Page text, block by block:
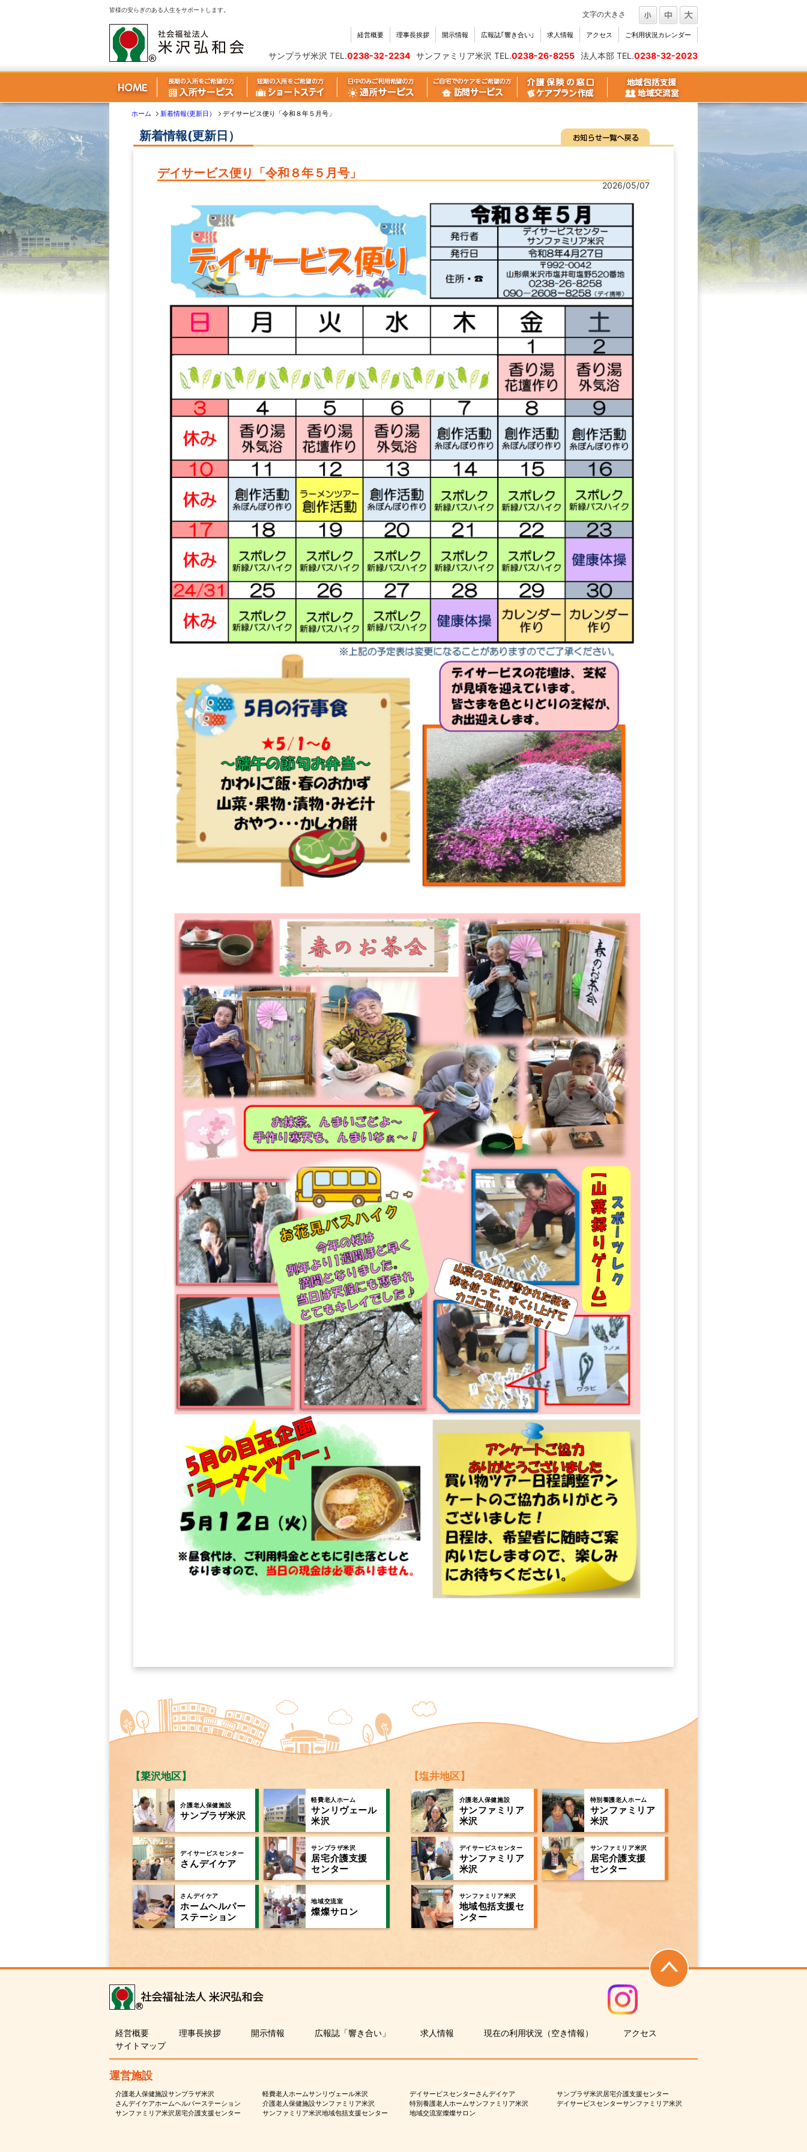
皆様の安らぎのある人生をサポートします。 文字の大きさ
経営概要 理事長挨拶 開示情報 広報誌｢響き合い ｣ 求人情報 アクセス ご利用状況カレンダー
サンプラザ米沢 TEL.0238-32-2234 サンファミリア米沢 TEL.0238-26-8255 法人本部 TEL.0238-32-2023
ホーム 新着情報(更新日） デイサービス便り「令和８年５月号」
新着情報(更新日）
デイサービス便り「令和８年５月号」
2026/05/07
【簗沢地区】
介護老人保健施設
サンプラザ米沢
軽費老人ホーム
サンリヴェール
米沢
デイサービスセンター
さんデイケア
サンプラザ米沢
居宅介護支援
センター
さんデイケア
ホームヘルパー
ステーション
地域交流室
燦燦サロン
【塩井地区】
介護老人保健施設
サンファミリア
米沢
特別養護老人ホーム
サンファミリア
米沢
デイサービスセンター
サンファミリア
米沢
サンファミリア米沢
居宅介護支援
センター
サンファミリア米沢
地域包括支援セ
ンター
経営概要 理事長挨拶 開示情報 広報誌「響き合い」 求人情報 現在の利用状況（空き情報）
アクセス
サイトマップ
運営施設
介護老人保健施設サンプラザ米沢 軽費老人ホームサンリヴェール米沢 デイサービスセンターさんデイケア
サンプラザ米沢居宅介護支援センター
さんデイケアホームヘルパーステーション
介護老人保健施設サンファミリア米沢 特別養護老人ホームサンファミリア米沢
デイサービスセンターサンファミリア米沢
サンファミリア米沢居宅介護支援センター
サンファミリア米沢地域包括支援センター 地域交流室燦燦サロン